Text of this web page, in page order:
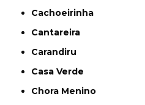
Cachoeirinha
Cantareira
Carandiru
Casa Verde
Chora Menino